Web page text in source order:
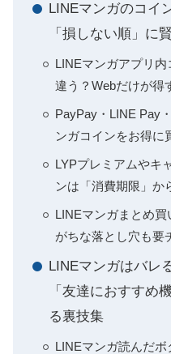
LINEマンガのコイ
「損しない順」に
LINEマンガアプリ内
違う？Webだけが得
PayPay・LINE Pay
ンガコインをお得に
LYPプレミアムやキ
ンは「消費期限」か
LINEマンガまとめ
がちな落とし穴も要
LINEマンガはバレ
「友達におすすめ
る裏技集
LINEマンガ読んだ